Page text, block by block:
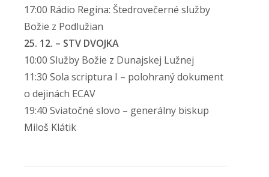
17:00 Rádio Regina: Štedrovečerné služby
Božie z Podlužian
25. 12. – STV DVOJKA
10:00 Služby Božie z Dunajskej Lužnej
11:30 Sola scriptura I – polohraný dokument
o dejinách ECAV
19:40 Sviatočné slovo – generálny biskup
Miloš Klátik